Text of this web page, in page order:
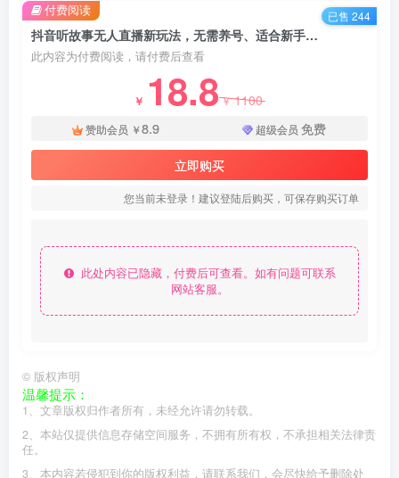
抖音听故事无人直播新玩法，无需养号、适合新手小白去操作 - 资源之家
此内容为付费阅读，请付费后查看
￥ 18.8￥1100
赞助会员 ￥8.9 超级会员 免费
立即购买
您当前未登录！建议登陆后购买，可保存购买订单
此处内容已隐藏，付费后可查看。如有问题可联系
网站客服。
付费阅读 已售 244
© 版权声明
温馨提示：
1、文章版权归作者所有，未经允许请勿转载。
2、本站仅提供信息存储空间服务，不拥有所有权，不承担相关法律责
任。
3、本内容若侵犯到你的版权利益，请联系我们，会尽快给予删除处